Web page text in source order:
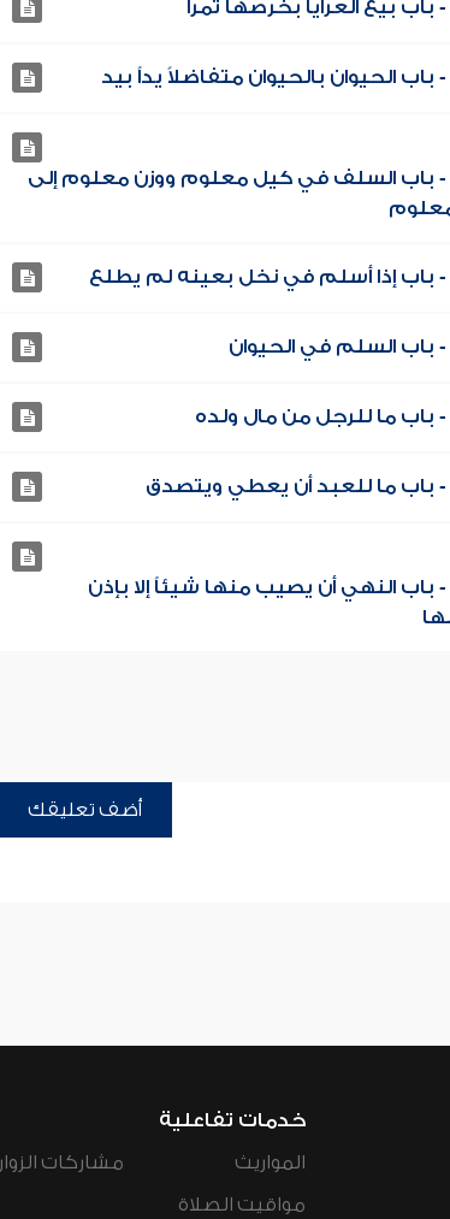
- باب السلف في كيل معلوم ووزن معلوم إلى
- باب النهي أن يصيب منها شيئاً إلا بإذن
أضف تعليقك
خدمات تفاعلية
المواريث
مواقيت الصلاة
مشاركات الزوار